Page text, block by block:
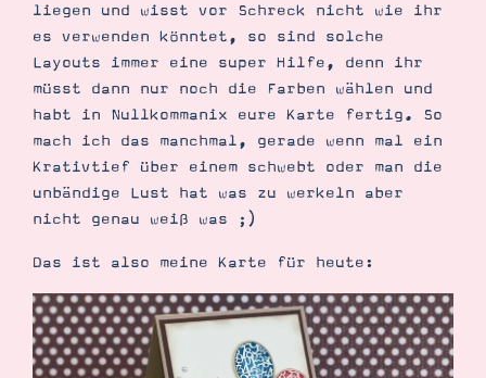
Demonstrator werden
Blog
Gutscheine
Produkte erklärt
Über mich
Über Stampin’ Up!
liegen und wisst vor Schreck nicht wie ihr
es verwenden könntet, so sind solche
Layouts immer eine super Hilfe, denn ihr
müsst dann nur noch die Farben wählen und
habt in Nullkommanix eure Karte fertig. So
mach ich das manchmal, gerade wenn mal ein
Krativtief über einem schwebt oder man die
unbändige Lust hat was zu werkeln aber
nicht genau weiß was ;)
Das ist also meine Karte für heute: